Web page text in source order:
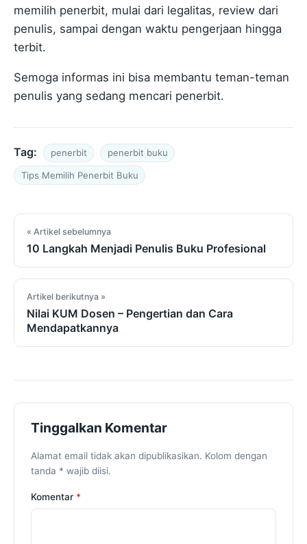
memilih penerbit, mulai dari legalitas, review dari
penulis, sampai dengan waktu pengerjaan hingga
terbit.
Semoga informas ini bisa membantu teman-teman
penulis yang sedang mencari penerbit.
Tag: penerbit penerbit buku
Tips Memilih Penerbit Buku
Navigasi artikel
« Artikel sebelumnya
10 Langkah Menjadi Penulis Buku Profesional
Artikel berikutnya »
Nilai KUM Dosen – Pengertian dan Cara
Mendapatkannya
Tinggalkan Komentar
Alamat email tidak akan dipublikasikan. Kolom dengan
tanda * wajib diisi.
Komentar *